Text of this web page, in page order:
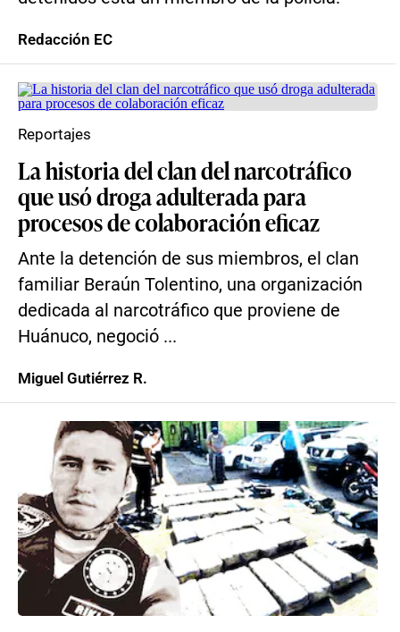
Redacción EC
La historia del clan del narcotráfico
que usó droga adulterada para
procesos de colaboración eficaz
Ante la detención de sus miembros, el clan
familiar Beraún Tolentino, una organización
dedicada al narcotráfico que proviene de
Huánuco, negoció ...
Reportajes
Miguel Gutiérrez R.